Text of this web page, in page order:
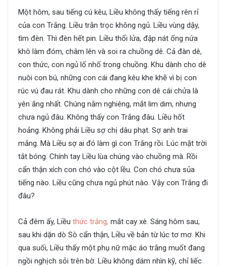
Một hôm, sau tiếng cú kêu, Liều không thấy tiếng rên rỉ
của con Trắng. Liều trằn trọc không ngủ. Liều vùng dậy,
tìm đèn. Thì đèn hết pin. Liều thổi lửa, đập nát ống nứa
khô làm đóm, châm lên và soi ra chuồng dê. Cả đàn dê,
con thức, con ngủ lố nhố trong chuồng. Khu dành cho dê
nuôi con bú, những con cái đang kêu khe khẽ vì bị con
rúc vú đau rát. Khu dành cho những con dê cái chửa là
yên ắng nhất. Chúng nằm nghiêng, mắt lim dim, nhưng
chưa ngủ đâu. Không thấy con Trắng đâu. Liều hốt
hoảng. Không phải Liều sợ chị dâu phạt. Sợ anh trai
mắng. Mà Liều sợ ai đó làm gì con Trắng rồi. Lúc mặt trời
tắt bóng. Chính tay Liều lùa chúng vào chuồng mà. Rồi
cẩn thận xích con chó vào cột lều. Con chó chưa sủa
tiếng nào. Liều cũng chưa ngủ phút nào. Vậy con Trắng đi
đâu?
Cả đêm ấy, Liều thức trắng, mắt cay xè. Sáng hôm sau,
sau khi dặn dò Sò cẩn thận, Liều về bản từ lúc tơ mơ. Khi
qua suối, Liều thấy một phụ nữ mặc áo trắng muốt đang
ngồi nghịch sỏi trên bờ. Liều không dám nhìn kỹ, chỉ liếc